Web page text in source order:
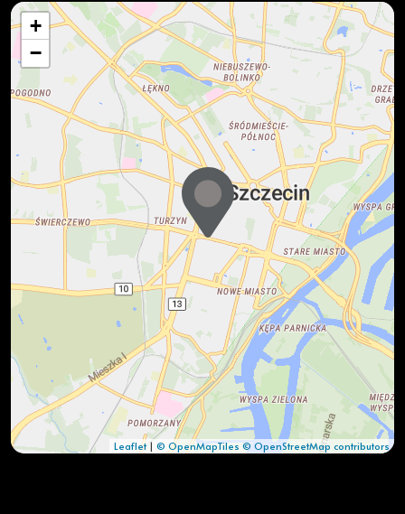
+
−
Leaflet| © OpenMapTiles © OpenStreetMap contributors